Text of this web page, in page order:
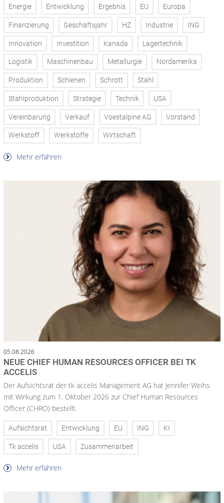
Energie Entwicklung Ergebnis EU Europa
Finanzierung Geschäftsjahr HZ Industrie ING
Innovation Investition Kanada Lagertechnik
Logistik Maschinenbau Metallurgie Nordamerika
Produktion Schienen Schrott Stahl
Stahlproduktion Strategie Technik USA
Vereinbarung Verkauf Voestalpine AG Vorstand
Werkstoff Werkstoffe Wirtschaft
Mehr erfahren
05.08.2026
NEUE CHIEF HUMAN RESOURCES OFFICER BEI TK
ACCELIS
Der Aufsichtsrat der tk accelis Management AG hat Jennifer Weihs
mit Wirkung zum 1. Oktober 2026 zur Chief Human Resources
Officer (CHRO) bestellt.
Aufsichtsrat Entwicklung EU ING KI
Tk accelis USA Zusammenarbeit
Mehr erfahren